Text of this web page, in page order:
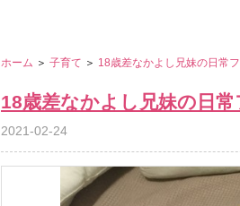
ホーム ＞ 子育て ＞ 18歳差なかよし兄妹の日常
18歳差なかよし兄妹の日
2021-02-24